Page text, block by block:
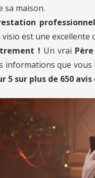
sa maison.
visio est une excellente
! Un vrai
informations que
5 sur plus de 650 avis